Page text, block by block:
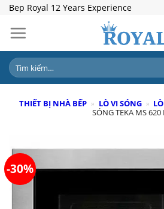
Skip
content
Bep Royal 12 Years Experience
Tìm
kiếm:
THIẾT BỊ NHÀ BẾP » LÒ VI SÓNG »
SÓNG TEKA MS 620
-30%